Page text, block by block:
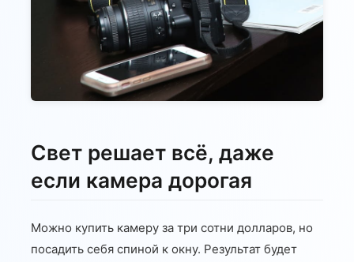
Свет решает всё, даже
если камера дорогая
Можно купить камеру за три сотни долларов, но
посадить себя спиной к окну. Результат будет